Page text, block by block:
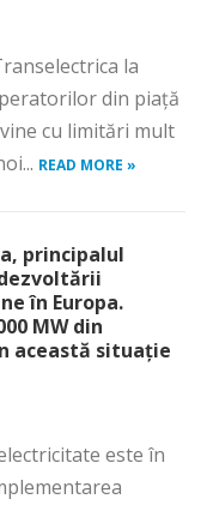
la
din piață
cu limitări mult
READ MORE »
principalul
în Europa.
MW din
această situație
este în